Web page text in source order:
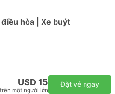
hòa | Xe buýt
USD 15
một người lớn
Đặt vé ngay